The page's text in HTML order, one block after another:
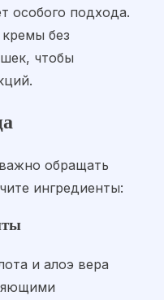
особого подхода.
без
чтобы
обращать
ингредиенты:
и алоэ вера